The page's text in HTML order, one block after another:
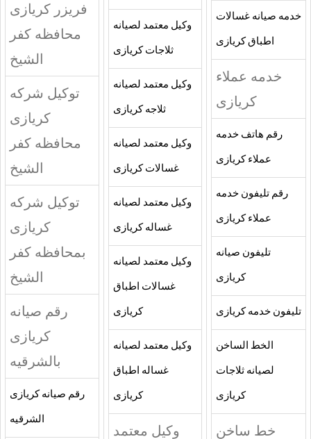
خدمه صيانه غسالات
اطباق كريازى
خدمه عملاء
كريازى
رقم هاتف خدمه
عملاء كريازى
رقم تليفون خدمه
عملاء كريازى
تليفون صيانه
كريازى
تليفون خدمه كريازى
الخط الساخن
لصيانه ثلاجات
كريازى
خط ساخن
وكيل معتمد لصيانه
ثلاجات كريازى
وكيل معتمد لصيانه
ثلاجه كريازى
وكيل معتمد لصيانه
غسالات كريازى
وكيل معتمد لصيانه
غساله كريازى
وكيل معتمد لصيانه
غسالات اطباق
كريازى
وكيل معتمد لصيانه
غساله اطباق
كريازى
وكيل معتمد
فريزر كريازى
محافظه كفر
الشيخ
توكيل شركه
كريازى
محافظه كفر
الشيخ
توكيل شركه
كريازى
بمحافظه كفر
الشيخ
رقم صيانه
كريازى
بالشرقيه
رقم صيانه كريازى
الشرقيه